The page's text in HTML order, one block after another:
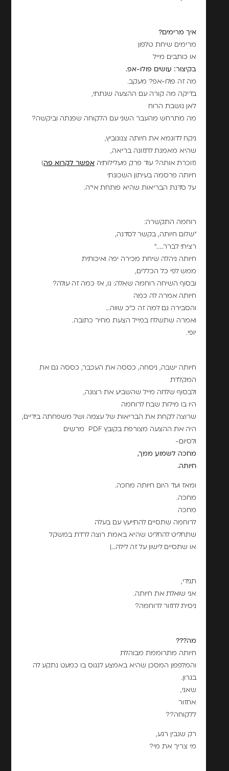
איך מרימים?
מרימים שיחת טלפון
או כותבים מייל
בקיצור: עושים פולו-אפ.
מה זה פולו-אפ? מעקב.
בדיקה מה קורה עם ההצעה שנתתי,
לאן נושבת הרוח
מה מתרחש מהעבר השני עם הלקוחה שפנתה וביקשה?
ניקח לדוגמא את חיותה צנונוביץ,
שהיא מאמנת לתזונה בריאה,
(זוכרת אותה? עוד פרק מעלילותיה אפשר לקרוא פה)
חיותה פרסמה בעיתון השכונתי
על סדנת הבריאות שהיא פותחת אי"ה.
רוחמה התקשרה:
"שלום חיותה, בקשר לסדנה,
רציתי לברר….."
חיותה ניהלה שיחת מכירה יפה ואיכותית
ממש לפי כל הכללים,
ובסוף השיחה רוחמה שאלה: נו, אז כמה זה עולה?
חיותה אמרה לה כמה
והסבירה גם למה זה כ"כ שווה…
ואמרה שתשלח במייל הצעת מחיר כתובה.
יופי.
חיותה ישבה, ניסחה, כססה את העכבר, כססה גם את
המקלדת
ולבסוף שלחה מייל שהשביע את רצונה,
היו בו מילות שבח לרוחמה
שרוצה לקחת את הבריאות של עצמה ושל משפחתה בידיים,
היה את ההצעה מצורפת בקובץ PDF מרשים
ולסיום-
מחכה לשמוע ממך,
חיותה.
ומאז ועד היום חיותה מחכה.
מחכה.
מחכה
לרוחמה שתסיים להתייעץ עם בעלה
שתחליט להחליט שהיא באמת רוצה לרדת במשקל
או שתסיים לישון על זה לילה…|
תגידי,
אני שואלת את חיותה.
ניסית לחזור לרוחמה?
מה???
חיותה מתרוממת מבוהלת
והמלפפון המסכן שהיא באמצע לנגוס בו כמעט נתקע לה
בגרון.
שאני,
אחזור
ללקוחה??
רק שנבין רגע,
מי צריך את מי?